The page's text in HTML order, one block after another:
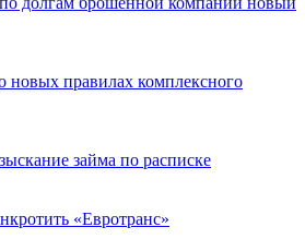
новых правилах комплексного
займа по расписке
«Евротранс»